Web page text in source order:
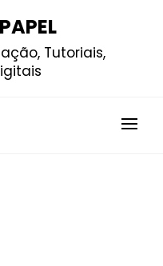
Tutoriais,